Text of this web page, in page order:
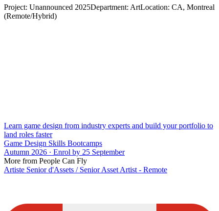
Project: Unannounced 2025Department: ArtLocation: CA, Montreal
(Remote/Hybrid)
Learn game design from industry experts and build your portfolio to
land roles faster
Game Design Skills Bootcamps
Autumn 2026 · Enrol by 25 September
More from People Can Fly
Artiste Senior d'Assets / Senior Asset Artist - Remote